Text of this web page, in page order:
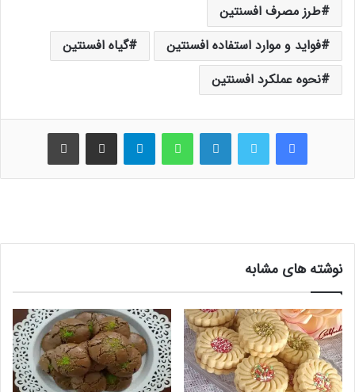
طرز مصرف افسنتین
فواید و موارد استفاده افسنتین
گیاه افسنتین
نحوه عملکرد افسنتین
فیس بوک لینکدین واتس آپ اشتراک گذاری از طریق ایمیل
نوشته های مشابه